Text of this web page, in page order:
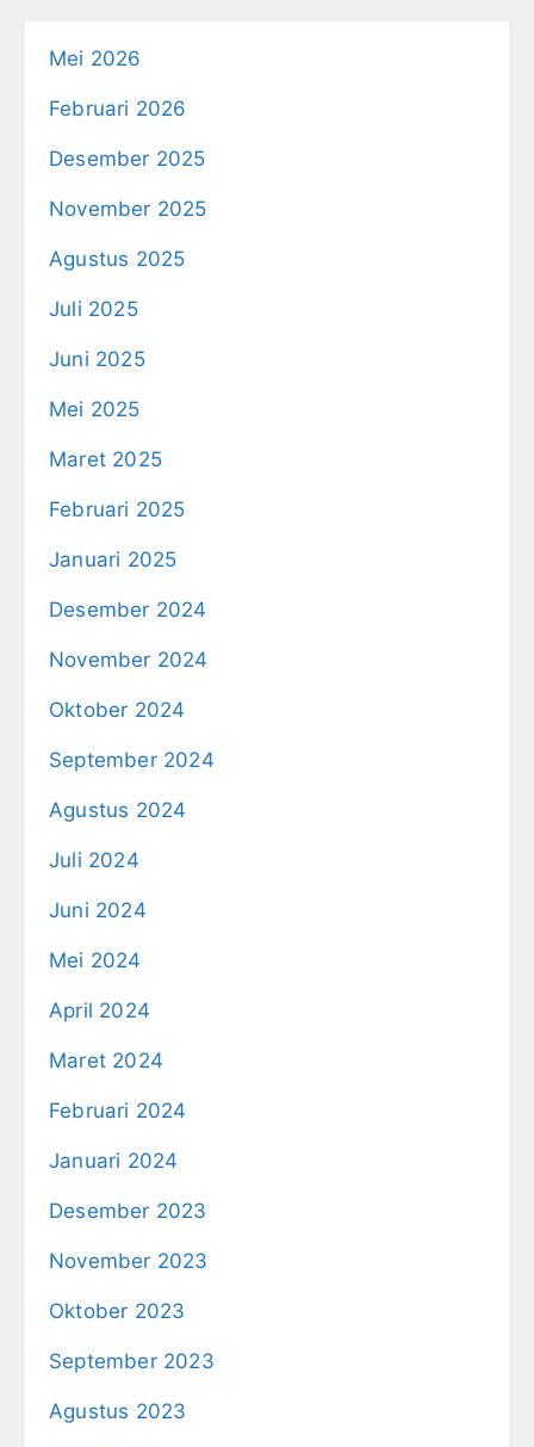
Mei 2026
Februari 2026
Desember 2025
November 2025
Agustus 2025
Juli 2025
Juni 2025
Mei 2025
Maret 2025
Februari 2025
Januari 2025
Desember 2024
November 2024
Oktober 2024
September 2024
Agustus 2024
Juli 2024
Juni 2024
Mei 2024
April 2024
Maret 2024
Februari 2024
Januari 2024
Desember 2023
November 2023
Oktober 2023
September 2023
Agustus 2023